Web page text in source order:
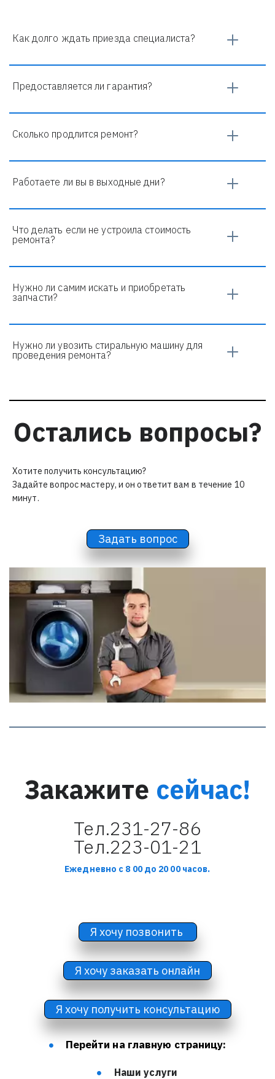
Как долго ждать приезда специалиста?
Предоставляется ли гарантия?
Сколько продлится ремонт?
Работаете ли вы в выходные дни?
Что делать если не устроила стоимость
ремонта?
Нужно ли самим искать и приобретать
запчасти?
Нужно ли увозить стиральную машину для
проведения ремонта?
Остались вопросы?
Хотите получить консультацию?
Задайте вопрос мастеру, и он ответит вам в течение 10
минут.
Задать вопрос
Закажите сейчас!
Тел.231-27-86
Тел.223-01-21
Ежедневно с 8 00 до 20 00 часов.
Я хочу позвонить
Я хочу заказать онлайн
Я хочу получить консультацию
Перейти на главную страницу:
Наши услуги